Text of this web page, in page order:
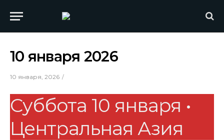
10 января 2026
10 января, 2026
Суббота 10 января •
Центральная Азия